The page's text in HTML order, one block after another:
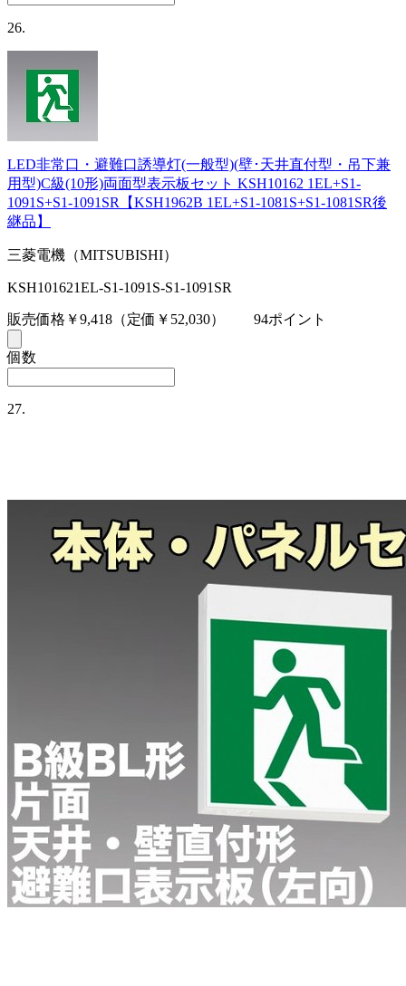
26.
LED非常口・避難口誘導灯(一般型)(壁･天井直付型・吊下兼
用型)C級(10形)両面型表示板セット KSH10162 1EL+S1-
1091S+S1-1091SR【KSH1962B 1EL+S1-1081S+S1-1081SR後
継品】
三菱電機（MITSUBISHI）
KSH101621EL-S1-1091S-S1-1091SR
販売価格￥9,418 （定価￥52,030） 94ポイント
個数
27.